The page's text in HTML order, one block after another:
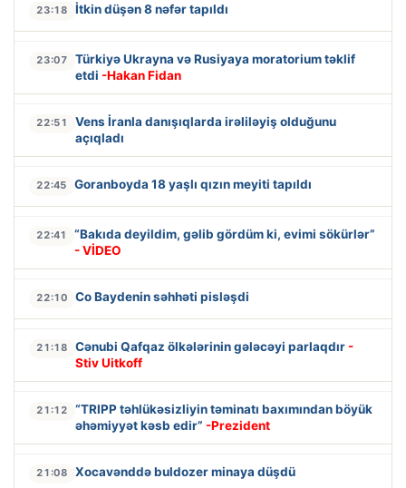
23:18 İtkin düşən 8 nəfər tapıldı
23:07
Türkiyə Ukrayna və Rusiyaya moratorium təklif
etdi -Hakan Fidan
22:51
Vens İranla danışıqlarda irəliləyiş olduğunu
açıqladı
22:45 Goranboyda 18 yaşlı qızın meyiti tapıldı
22:41
“Bakıda deyildim, gəlib gördüm ki, evimi sökürlər”
- VİDEO
22:10 Co Baydenin səhhəti pisləşdi
21:18 Cənubi Qafqaz ölkələrinin gələcəyi parlaqdır -
Stiv Uitkoff
21:12
“TRIPP təhlükəsizliyin təminatı baxımından böyük
əhəmiyyət kəsb edir” -Prezident
21:08 Xocavənddə buldozer minaya düşdü